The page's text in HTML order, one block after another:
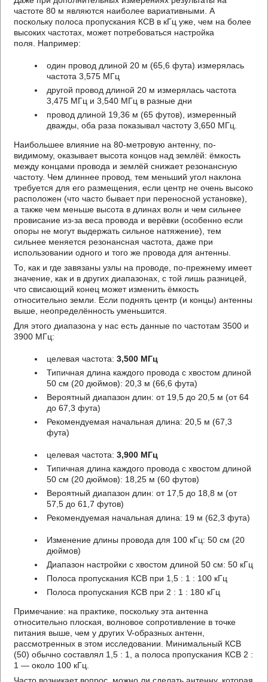
частоте 80 м являются наиболее вариативными. А
поскольку полоса пропускания КСВ в кГц уже, чем на более
высоких частотах, может потребоваться настройка
поля. Например:
один провод длиной 20 м (65,6 фута) измерялась
частота 3,575 МГц
другой провод длиной 20 м измерялась частота
3,475 МГц и 3,540 МГц в разные дни
провод длиной 19,36 м (65 футов), измеренный
дважды, оба раза показывал частоту 3,650 МГц.
Наибольшее влияние на 80-метровую антенну, по-
видимому, оказывает высота концов над землёй: ёмкость
между концами провода и землёй снижает резонансную
частоту. Чем длиннее провод, тем меньший угол наклона
требуется для его размещения, если центр не очень высоко
расположен (что часто бывает при переносной установке),
а также чем меньше высота в длинах волн и чем сильнее
провисание из-за веса провода и верёвки (особенно если
опоры не могут выдержать сильное натяжение), тем
сильнее меняется резонансная частота, даже при
использовании одного и того же провода для антенны.
То, как и где завязаны узлы на проводе, по-прежнему имеет
значение, как и в других диапазонах, с той лишь разницей,
что свисающий конец может изменить ёмкость
относительно земли. Если поднять центр (и концы) антенны
выше, неопределённость уменьшится.
Для этого диапазона у нас есть данные по частотам 3500 и
3900 МГц:
целевая частота:3,500 МГц
Типичная длина каждого провода с хвостом длиной
50 см (20 дюймов): 20,3 м (66,6 фута)
Вероятный диапазон длин: от 19,5 до 20,5 м (от 64
до 67,3 фута)
Рекомендуемая начальная длина: 20,5 м (67,3
фута)
целевая частота:3,900 МГц
Типичная длина каждого провода с хвостом длиной
50 см (20 дюймов): 18,25 м (60 футов)
Вероятный диапазон длин: от 17,5 до 18,8 м (от
57,5 до 61,7 футов)
Рекомендуемая начальная длина: 19 м (62,3 фута)
Изменение длины провода для 100 кГц: 50 см (20
дюймов)
Диапазон настройки с хвостом длиной 50 см: 50 кГц
Полоса пропускания КСВ при 1,5 : 1 : 100 кГц
Полоса пропускания КСВ при 2 : 1 : 180 кГц
Примечание: на практике, поскольку эта антенна
относительно плоская, волновое сопротивление в точке
питания выше, чем у других V-образных антенн,
рассмотренных в этом исследовании. Минимальный КСВ
(50) обычно составлял 1,5 : 1, а полоса пропускания КСВ 2 :
1 — около 100 кГц.